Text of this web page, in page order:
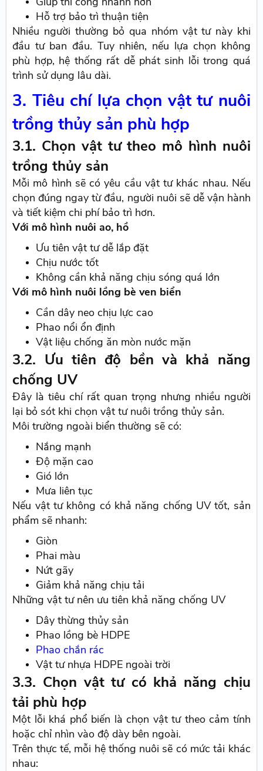
Hỗ trợ bảo trì thuận tiện
Nhiều người thường bỏ qua nhóm vật tư này khi
đầu tư ban đầu. Tuy nhiên, nếu lựa chọn không
phù hợp, hệ thống rất dễ phát sinh lỗi trong quá
trình sử dụng lâu dài.
3. Tiêu chí lựa chọn vật tư nuôi
trồng thủy sản phù hợp
3.1. Chọn vật tư theo mô hình nuôi
trồng thủy sản
Mỗi mô hình sẽ có yêu cầu vật tư khác nhau. Nếu
chọn đúng ngay từ đầu, người nuôi sẽ dễ vận hành
và tiết kiệm chi phí bảo trì hơn.
Với mô hình nuôi ao, hồ
Ưu tiên vật tư dễ lắp đặt
Chịu nước tốt
Không cần khả năng chịu sóng quá lớn
Với mô hình nuôi lồng bè ven biển
Cần dây neo chịu lực cao
Phao nổi ổn định
Vật liệu chống ăn mòn nước mặn
3.2. Ưu tiên độ bền và khả năng
chống UV
Đây là tiêu chí rất quan trọng nhưng nhiều người
lại bỏ sót khi chọn vật tư nuôi trồng thủy sản.
Môi trường ngoài biển thường sẽ có:
Nắng mạnh
Độ mặn cao
Gió lớn
Mưa liên tục
Nếu vật tư không có khả năng chống UV tốt, sản
phẩm sẽ nhanh:
Giòn
Phai màu
Nứt gãy
Giảm khả năng chịu tải
Những vật tư nên ưu tiên khả năng chống UV
Dây thừng thủy sản
Phao lồng bè HDPE
Phao chắn rác
Vật tư nhựa HDPE ngoài trời
3.3. Chọn vật tư có khả năng chịu
tải phù hợp
Một lỗi khá phổ biến là chọn vật tư theo cảm tính
hoặc chỉ nhìn vào độ dày bên ngoài.
Trên thực tế, mỗi hệ thống nuôi sẽ có mức tải khác
nhau: